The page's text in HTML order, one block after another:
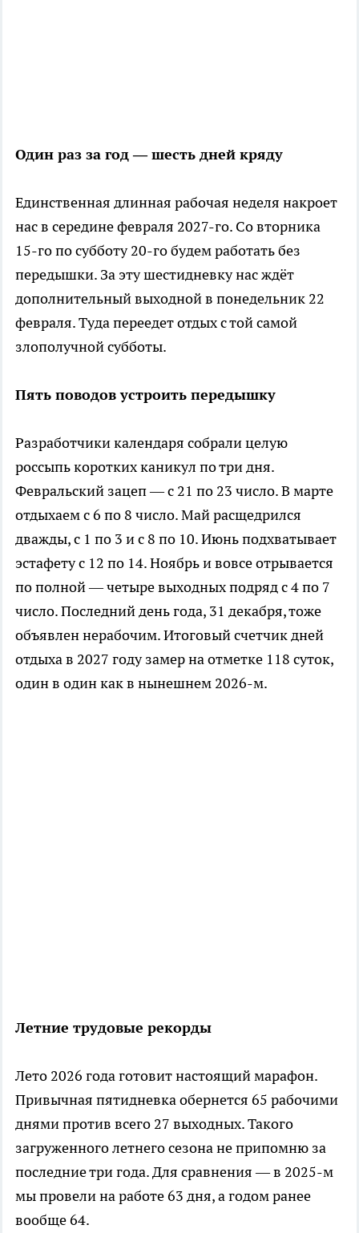
Один раз за год — шесть дней кряду
Единственная длинная рабочая неделя накроет
нас в середине февраля 2027-го. Со вторника
15-го по субботу 20-го будем работать без
передышки. За эту шестидневку нас ждёт
дополнительный выходной в понедельник 22
февраля. Туда переедет отдых с той самой
злополучной субботы.
Пять поводов устроить передышку
Разработчики календаря собрали целую
россыпь коротких каникул по три дня.
Февральский зацеп — с 21 по 23 число. В марте
отдыхаем с 6 по 8 число. Май расщедрился
дважды, с 1 по 3 и с 8 по 10. Июнь подхватывает
эстафету с 12 по 14. Ноябрь и вовсе отрывается
по полной — четыре выходных подряд с 4 по 7
число. Последний день года, 31 декабря, тоже
объявлен нерабочим. Итоговый счетчик дней
отдыха в 2027 году замер на отметке 118 суток,
один в один как в нынешнем 2026-м.
Летние трудовые рекорды
Лето 2026 года готовит настоящий марафон.
Привычная пятидневка обернется 65 рабочими
днями против всего 27 выходных. Такого
загруженного летнего сезона не припомню за
последние три года. Для сравнения — в 2025-м
мы провели на работе 63 дня, а годом ранее
вообще 64.